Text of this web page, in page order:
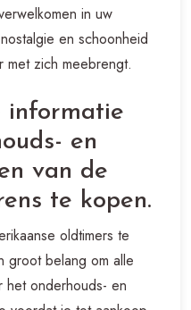
in uw
en schoonheid
met zich meebrengt.
informatie
en
van de
te kopen.
oldtimers te
groot belang om alle
het onderhouds- en